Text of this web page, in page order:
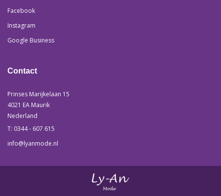
Facebook
Instagram
Google Business
Contact
Prinses Marijkelaan 15
4021 EA Maurik
Nederland
T: 0344 - 607 615
info@lyanmode.nl